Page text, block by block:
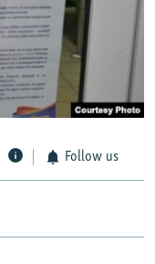
Follow us